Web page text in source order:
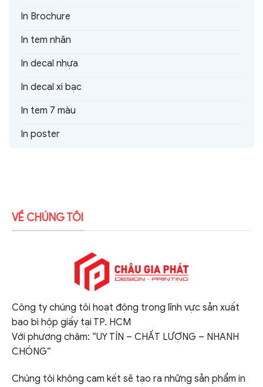
In Brochure
In tem nhãn
In decal nhựa
In decal xi bạc
In tem 7 màu
In poster
VỀ CHÚNG TÔI
Công ty chúng tôi hoạt động trong lĩnh vực sản xuất
bao bì hộp giấy tại TP. HCM
Với phương châm: “UY TÍN – CHẤT LƯỢNG – NHANH
CHÓNG”
Chúng tôi không cam kết sẽ tạo ra những sản phẩm in